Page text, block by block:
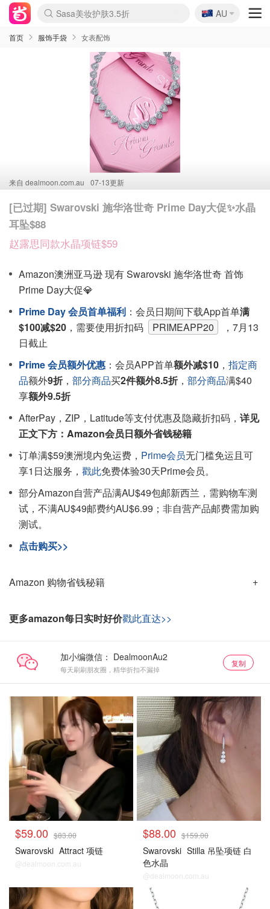
lululemon折扣上新
Sasa美妆护肤3.5折
SSENSE年中2.5折
FreshBeauty好价汇总
Cettire降价+叠9折
WWS Coles超市实拍
viagogo二手票捡漏
Myer超级周末
The Outnet奢牌1折起
David Jones 3折起
Flannels大牌1折
Perfumes Club护肤1折
AMIRO面罩$251
Amazon折扣汇总
eToro入金$200送$50
Amazon数码好物
ICONIC本周7.5折
ThedoubleF高奢地板价
Moose Knuckles 6折
丝芙兰5折起
EUFY摄像头$98
Selenichast首饰2折
Trip机票酒店促销
YSL送5件彩妆礼
Amazon家居好物
Amazon美妆护肤
雅漾大喷$8
过敏原检测盒$33
伊索独家赠50ml沐浴露
科颜氏高保湿面霜$29
SEALIFE海洋馆门票6折
丝塔芙大白罐$16
订阅Newsletter送香薰
Cult Beauty 6.8折
Harrods圣诞日历$525
LN-CC奢牌私促3折
d'Alba空姐喷雾$16
EVE LOM套装£56
Bernardelli独家4折
Adore Beauty 6折起
CT圣诞日历
Mytheresa奢品2.7折
Luxury Escapes 9折
Currentbody美容仪$881
MOON Garden Live
Roborock扫地机$649
Tingo Life水杯$24
Valentino官网5折
CR洗护套装$23
修丽可4件套$159
Myer彩妆2件7折
GANNI官网4.5折
Stylevana韩妆4折
Tessabit高奢8.5折
OGX洗发水$11
Amazon阿德莱德次日达
卡诗8.5折+赠礼
Philips Hue灯具8折
🇦🇺
AU
首页 服饰手袋 女表配饰
来自 dealmoon.com.au 07-13更新
[已过期] Swarovski 施华洛世奇 Prime Day大促✨水晶
耳坠$88
赵露思同款水晶项链$59
Amazon澳洲亚马逊 现有 Swarovski 施华洛世奇 首饰
Prime Day大促💎
Prime Day 会员首单福利 ：会员日期间下载App首单满
$100减$20 ，需要使用折扣码 PRIMEAPP20
，7月13
日截止
Prime 会员额外优惠 ：会员APP首单额外减$10 ， 指定商
品额外9折 ， 部分商品买2件额外8.5折 ， 部分商品满$40
享额外9.5折
AfterPay，ZIP，Latitude等支付优惠及隐藏折扣码， 详见
正文下方：Amazon会员日额外省钱秘籍
订单满$59澳洲境内免运费， Prime会员无门槛免运且可
享1日达服务， 戳此免费体验30天Prime会员。
部分Amazon自营产品满AU$49包邮新西兰，需购物车测
试，不满AU$49邮费约AU$6.99；非自营产品邮费需加购
测试。
点击购买>>
Amazon 购物省钱秘籍
更多amazon每日实时好价戳此直达>>
加小编微信：
每天刷刷朋友圈，精华折扣不漏掉
复制
$59.00 $83.00
Swarovski Attract 项链
@dealmoon.com.au
$88.00 $159.00
Swarovski Stilla 吊坠项链 白
色水晶
@dealmoon.com.au